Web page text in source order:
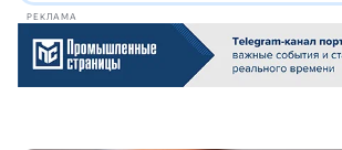
РЕКЛАМА